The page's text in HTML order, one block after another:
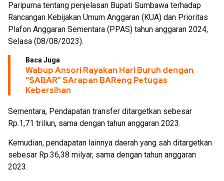
Paripurna tentang penjelasan Bupati Sumbawa terhadap
Rancangan Kebijakan Umum Anggaran (KUA) dan Prioritas
Plafon Anggaran Sementara (PPAS) tahun anggaran 2024,
Selasa (08/08/2023).
Baca Juga
Wabup Ansori Rayakan Hari Buruh dengan
“SABAR” SArapan BAReng Petugas
Kebersihan
Sementara, Pendapatan transfer ditargetkan sebesar
Rp.1,71 triliun, sama dengan tahun anggaran 2023.
Kemudian, pendapatan lainnya daerah yang sah ditargetkan
sebesar Rp.36,38 milyar, sama dengan tahun anggaran
2023.